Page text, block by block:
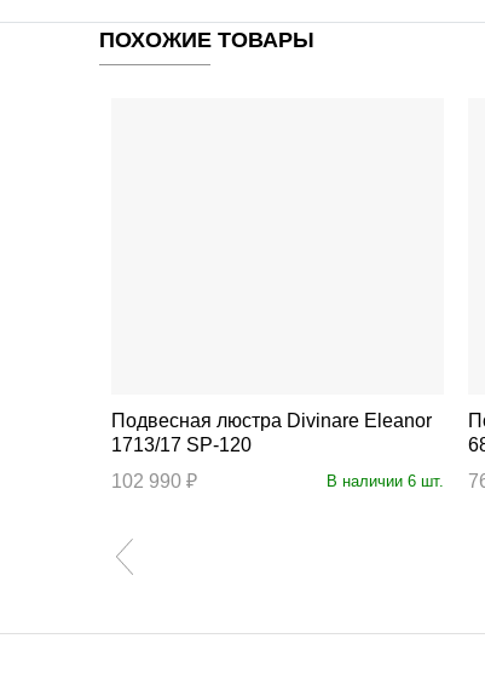
ПОХОЖИЕ ТОВАРЫ
Подвесная люстра Divinare Eleanor
1713/17 SP-120
102 990 ₽
В наличии 6 шт.